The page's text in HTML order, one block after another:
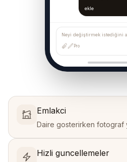
ekle
Neyi değiştirmek istediğini
Pro
Emlakci
Daire gosterirken fotograf
Hizli guncellemeler